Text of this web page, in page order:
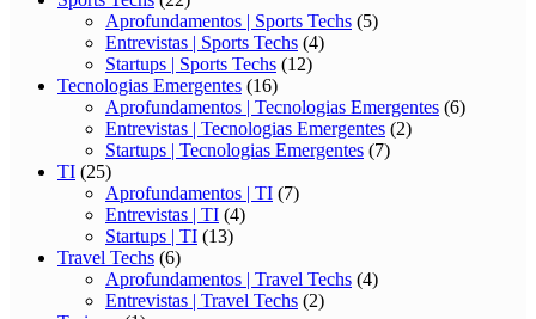
Aprofundamentos | Sports Techs (5)
Entrevistas | Sports Techs (4)
Startups | Sports Techs (12)
Tecnologias Emergentes (16)
Aprofundamentos | Tecnologias Emergentes (6)
Entrevistas | Tecnologias Emergentes (2)
Startups | Tecnologias Emergentes (7)
TI (25)
Aprofundamentos | TI (7)
Entrevistas | TI (4)
Startups | TI (13)
Travel Techs (6)
Aprofundamentos | Travel Techs (4)
Entrevistas | Travel Techs (2)